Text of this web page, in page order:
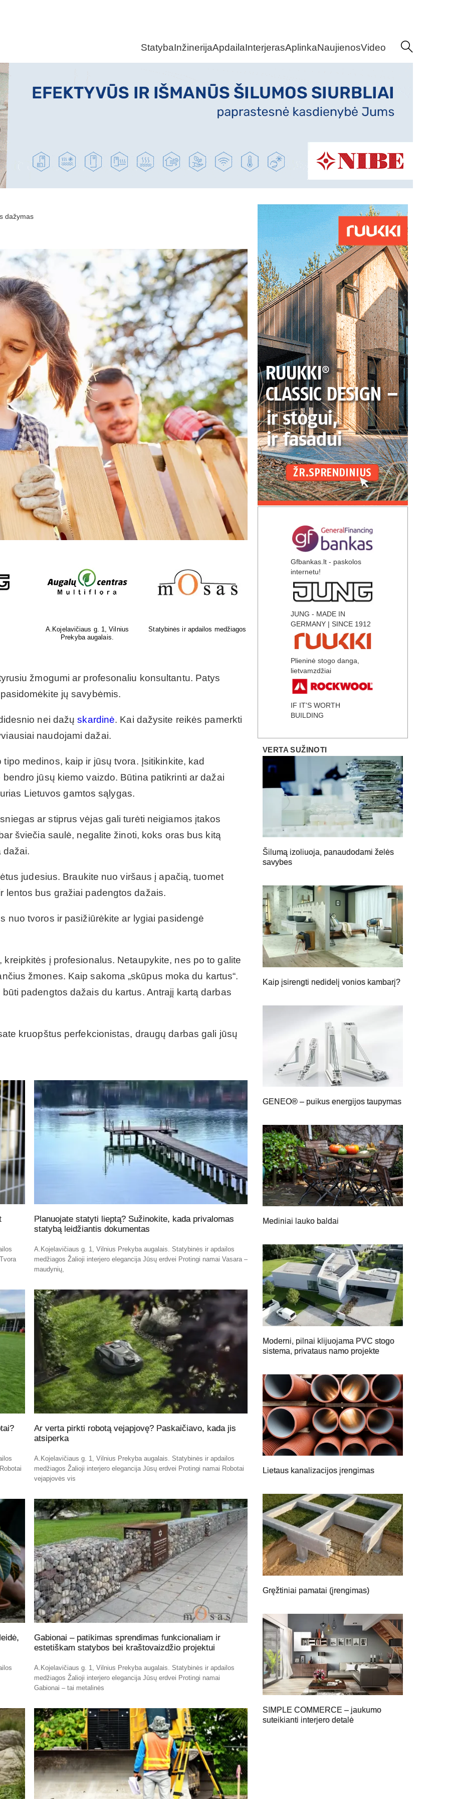
StatybaInžinerijaApdailaInterjerasAplinkaNaujienosVideo
dažymas
Žalioji interjero elegancija Jūsų
erdvei
Protingi namai
žmogumi ar profesonaliu konsultantu. Patys
jų savybėmis.
nei dažųskardinė. Kai dažysite reikės pamerkti
naudojami dažai.
medinos, kaip ir jūsų tvora. Įsitikinkite, kad
jūsų kiemo vaizdo. Būtina patikrinti ar dažai
Lietuvos gamtos sąlygas.
ar stiprus vėjas gali turėti neigiamos įtakos
šviečia saulė, negalite žinoti, koks oras bus kitą
dažai.
judesius. Braukite nuo viršaus į apačią, tuomet
lentos bus gražiai padengtos dažais.
nuo tvoros ir pasižiūrėkite ar lygiai pasidengė
į profesionalus. Netaupykite, nes po to galite
žmones. Kaip sakoma „skūpus moka du kartus“.
padengtos dažais du kartus. Antrajį kartą darbas
kruopštus perfekcionistas, draugų darbas gali jūsų
Planuojate statyti lieptą? Sužinokite, kada privalomas
statybą leidžiantis dokumentas
A.Kojelavičiaus g. 1, Vilnius Prekyba augalais. Statybinės ir apdailos
medžiagos Žalioji interjero elegancija Jūsų erdvei Protingi namai Vasara –
maudynių,
Ar verta pirkti robotą vejapjovę? Paskaičiavo, kada jis
atsiperka
A.Kojelavičiaus g. 1, Vilnius Prekyba augalais. Statybinės ir apdailos
medžiagos Žalioji interjero elegancija Jūsų erdvei Protingi namai Robotai
vejapjovės vis
Gabionai – patikimas sprendimas funkcionaliam ir
estetiškam statybos bei kraštovaizdžio projektui
A.Kojelavičiaus g. 1, Vilnius Prekyba augalais. Statybinės ir apdailos
medžiagos Žalioji interjero elegancija Jūsų erdvei Protingi namai
Gabionai – tai metalinės
Gfbankas.lt - paskolos
internetu!
JUNG - MADE IN
GERMANY | SINCE 1912
Plieninė stogo danga,
lietvamzdžiai
IF IT'S WORTH
BUILDING
VERTA SUŽINOTI
Šilumą izoliuoja, panaudodami želės
savybes
Kaip įsirengti nedidelį vonios kambarį?
GENEO® – puikus energijos taupymas
Mediniai lauko baldai
Moderni, pilnai klijuojama PVC stogo
sistema, privataus namo projekte
Lietaus kanalizacijos įrengimas
Gręžtiniai pamatai (įrengimas)
SIMPLE COMMERCE – jaukumo
suteikianti interjero detalė